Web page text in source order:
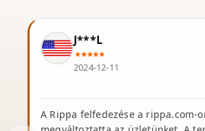
J***L
2024-12-11
A Rippa felfedezése a rippa.com-